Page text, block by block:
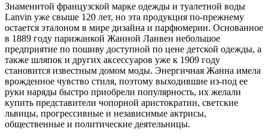
Знаменитой французской марке одежды и туалетной воды
Lanvin уже свыше 120 лет, но эта продукция по-прежнему
остается эталоном в мире дизайна и парфюмерии. Основанное
в 1889 году парижанкой Жанной Ланвен небольшое
предприятие по пошиву доступной по цене детской одежды, а
также шляпок и других аксессуаров уже к 1909 году
становится известным домом моды. Энергичная Жанна имела
врожденное чувство стиля, поэтому выходившие из-под ее
руки наряды быстро приобрели популярность, их желали
купить представители чопорной аристократии, светские
львицы, прогрессивные и независимые актрисы,
общественные и политические деятельницы.